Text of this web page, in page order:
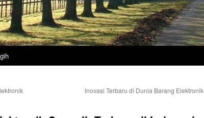
Inovasi Terbaru di Dunia Barang Elektronik